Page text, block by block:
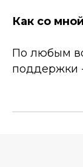
Как со
По любым
поддержки